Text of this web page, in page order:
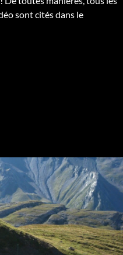
sont cités dans le